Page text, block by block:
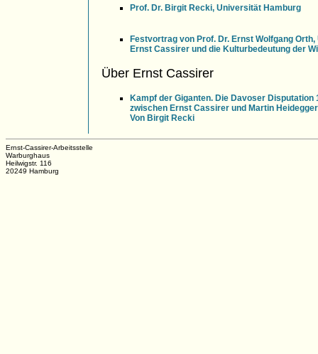
Prof. Dr. Birgit Recki, Universität Hamburg
Festvortrag von Prof. Dr. Ernst Wolfgang
Ernst Cassirer und die Kulturbedeutung der
Über Ernst Cassirer
Kampf der Giganten. Die Davoser Disputation
zwischen Ernst Cassirer und Martin Heidegger
Von Birgit Recki
Ernst-Cassirer-Arbeitsstelle
Warburghaus
Heilwigstr. 116
20249 Hamburg